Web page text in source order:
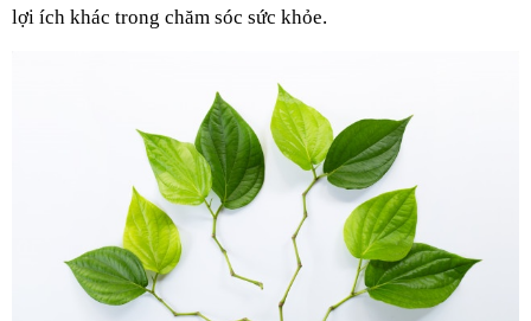
lợi ích khác trong chăm sóc sức khỏe.